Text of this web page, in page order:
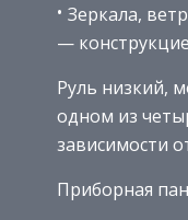
Зеркала,
—
Руль низкий,
одном из
зависимости
Приборная